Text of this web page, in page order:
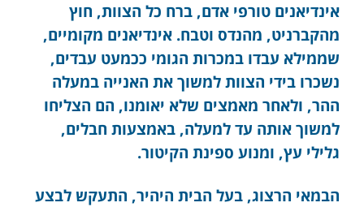
אינדיאנים טורפי אדם, ברח כל הצוות, חוץ
מהקברניט, מהנדס וטבח. אינדיאנים מקומיים,
שממילא עבדו במכרות הגומי ככמעט עבדים,
נשכרו בידי הצוות למשוך את האנייה במעלה
ההר, ולאחר מאמצים שלא יאומנו, הם הצליחו
למשוך אותה עד למעלה, באמצעות חבלים,
גלילי עץ, ומנוע ספינת הקיטור.
הבמאי הרצוג, בעל הבית היהיר, התעקש לבצע